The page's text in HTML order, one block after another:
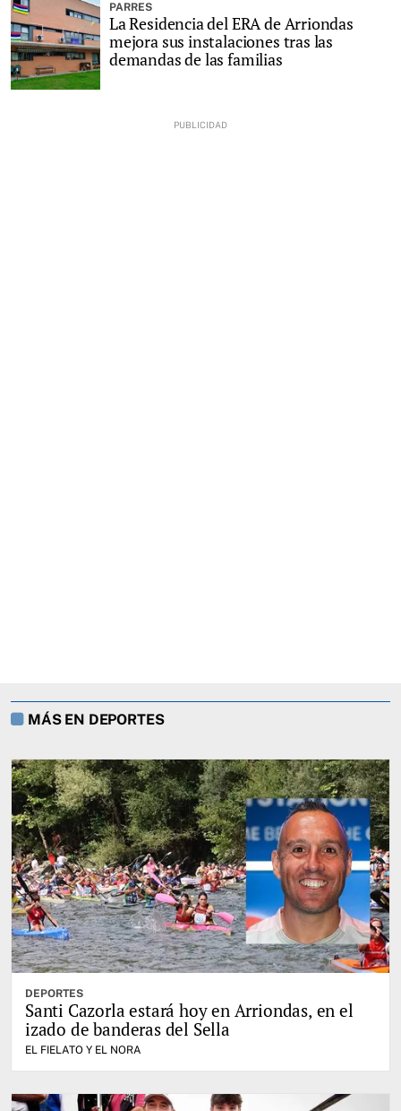
PARRES
La Residencia del ERA de Arriondas
mejora sus instalaciones tras las
demandas de las familias
MÁS EN DEPORTES
DEPORTES
Santi Cazorla estará hoy en Arriondas, en el
izado de banderas del Sella
EL FIELATO Y EL NORA